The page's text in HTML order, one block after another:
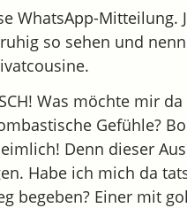
WhatsApp-Mitteilung.
so sehen und
Was möchte mir
Gefühle?
Denn dieser
Habe ich mich da
begeben? Einer mit